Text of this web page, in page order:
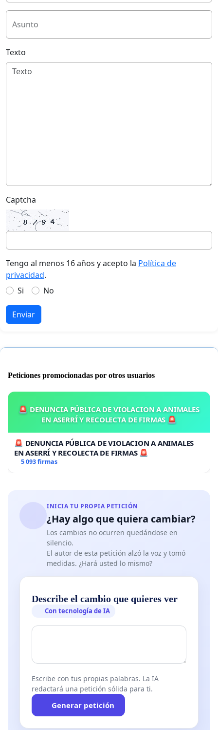
Asunto
Texto
Captcha
Tengo al menos 16 años y acepto la Política de
privacidad.
Si
No
Enviar
Peticiones promocionadas por otros usuarios
🚨 DENUNCIA PÚBLICA DE VIOLACION A ANIMALES
EN ASERRÍ Y RECOLECTA DE FIRMAS 🚨
🚨 DENUNCIA PÚBLICA DE VIOLACION A ANIMALES
EN ASERRÍ Y RECOLECTA DE FIRMAS 🚨
5 093 firmas
INICIA TU PROPIA PETICIÓN
¿Hay algo que quiera cambiar?
Los cambios no ocurren quedándose en
silencio.
El autor de esta petición alzó la voz y tomó
medidas. ¿Hará usted lo mismo?
Describe el cambio que quieres ver
Con tecnología de IA
Escribe con tus propias palabras. La IA
redactará una petición sólida para ti.
Generar petición